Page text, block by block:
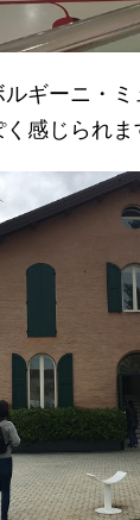
ギーニ・
感じられま